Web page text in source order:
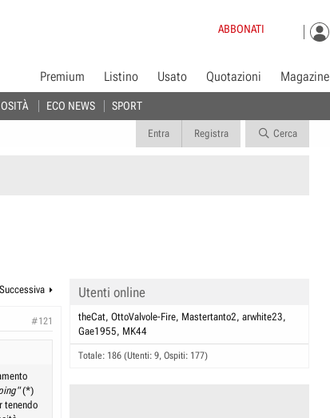
ABBONATI
ECO NEWS SPORT
Premium Listino Usato Quotazioni Magazine
Entra Registra Cerca
Successiva
#121
(*)
tenendo
Utenti online
theCat OttoValvole-Fire Mastertanto2 arwhite23
Gae1955 MK44
Totale: 186 (Utenti: 9, Ospiti: 177)